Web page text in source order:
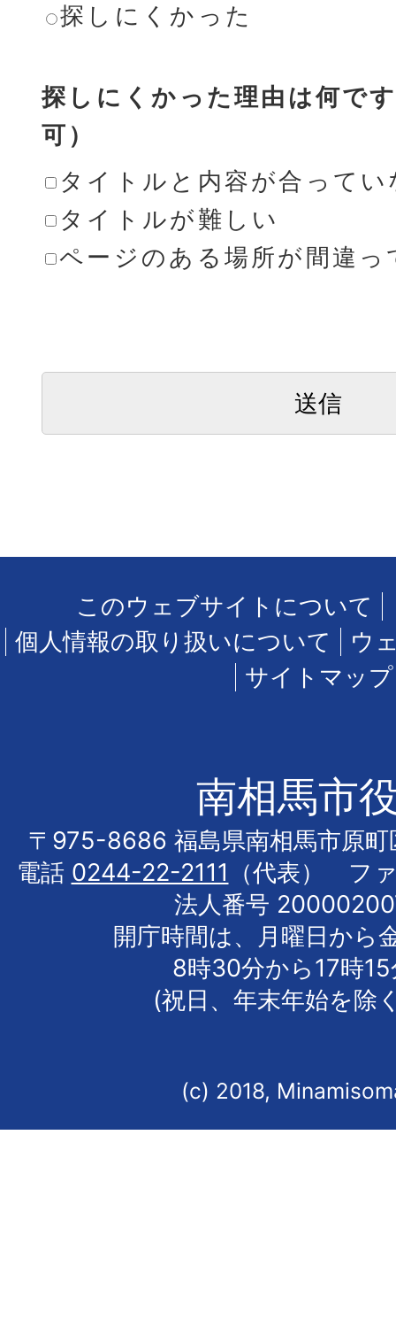
探しにくかった
探しにくかった理由は何で
可）
タイトルと内容が合ってい
タイトルが難しい
ページのある場所が間違っ
このウェブサイトについて
個人情報の取り扱いについて
ウ
サイトマップ
南相馬市
〒975-8686 福島県南相馬市原町
電話 0244-22-2111
（代表） フ
法人番号
開庁時間は、月曜日から
8時30分から17時
(祝日、年末年始を除
(c) 2018,